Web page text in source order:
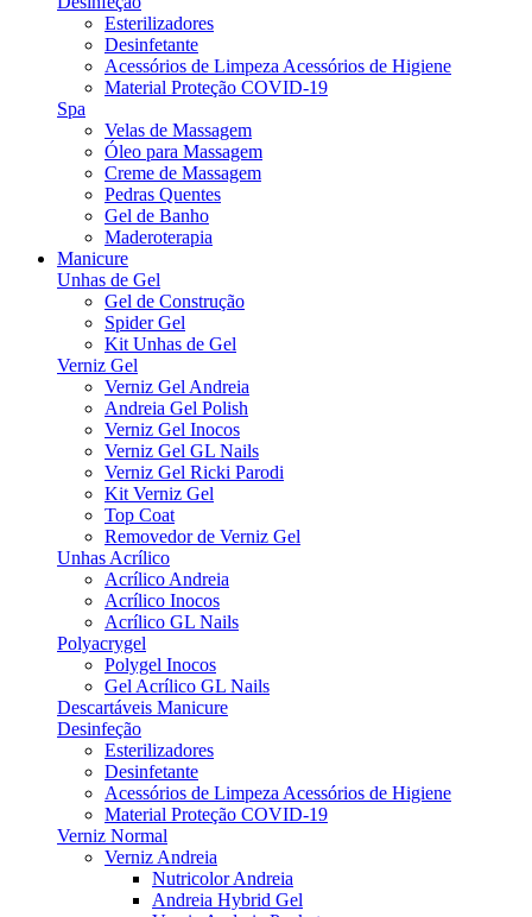
Esterilizadores
Desinfetante
Acessórios de Limpeza Acessórios de Higiene
Material Proteção COVID-19
Spa
Velas de Massagem
Óleo para Massagem
Creme de Massagem
Pedras Quentes
Gel de Banho
Maderoterapia
Manicure
Unhas de Gel
Gel de Construção
Spider Gel
Kit Unhas de Gel
Verniz Gel
Verniz Gel Andreia
Andreia Gel Polish
Verniz Gel Inocos
Verniz Gel GL Nails
Verniz Gel Ricki Parodi
Kit Verniz Gel
Top Coat
Removedor de Verniz Gel
Unhas Acrílico
Acrílico Andreia
Acrílico Inocos
Acrílico GL Nails
Polyacrygel
Polygel Inocos
Gel Acrílico GL Nails
Descartáveis Manicure
Desinfeção
Esterilizadores
Desinfetante
Acessórios de Limpeza Acessórios de Higiene
Material Proteção COVID-19
Verniz Normal
Verniz Andreia
Nutricolor Andreia
Andreia Hybrid Gel